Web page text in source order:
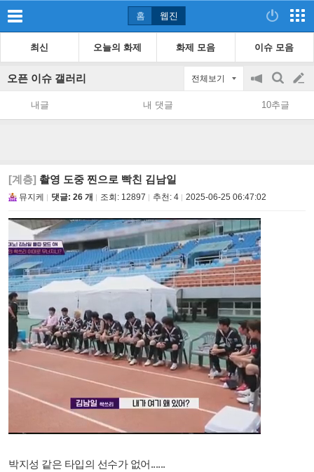
홈 웹진
최신 오늘의 화제 화제 모음 이슈 모음
오픈 이슈 갤러리 전체보기
공
지
on/off
검
색
글
쓰
내글 내 댓글 10추글
[계층] 촬영 도중 찐으로 빡친 김남일
뮤지케 댓글: 26 개 조회: 12897 추천: 4 2025-06-25 06:47:02
박지성 같은 타입의 선수가 없어......